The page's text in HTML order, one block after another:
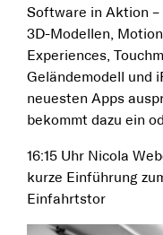
Software in Aktion –
3D-Modellen,
Experiences,
Geländemodell und
neuesten Apps
bekommt dazu ein
16:15 Uhr Nicola
kurze Einführung
Einfahrtstor